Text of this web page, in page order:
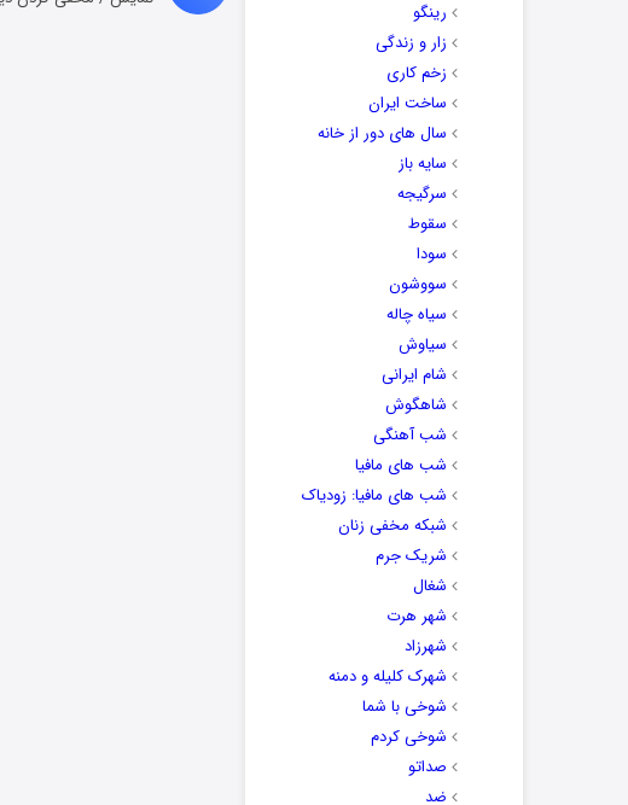
رینگو
زار و زندگی
زخم کاری
ساخت ایران
سال های دور از خانه
سایه باز
سرگیجه
سقوط
سودا
سووشون
سیاه چاله
سیاوش
شام ایرانی
شاهگوش
شب آهنگی
شب های مافیا
شب های مافیا: زودیاک
شبکه مخفی زنان
شریک جرم
شغال
شهر هرت
شهرزاد
شهرک کلیله و دمنه
شوخی با شما
شوخی کردم
صداتو
ضد